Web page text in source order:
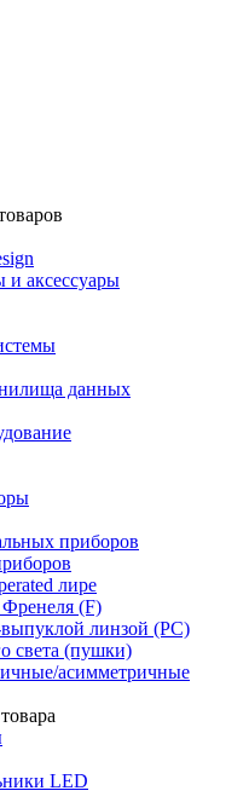
и аксессуары
данных
приборов
лире
(F)
линзой (PC)
света (пушки)
асимметричные
LED